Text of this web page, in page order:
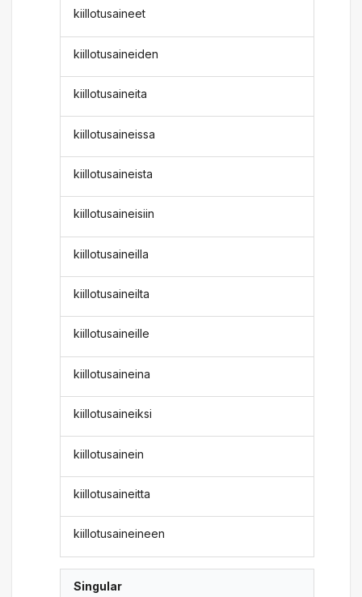
kiillotusaineet
kiillotusaineiden
kiillotusaineita
kiillotusaineissa
kiillotusaineista
kiillotusaineisiin
kiillotusaineilla
kiillotusaineilta
kiillotusaineille
kiillotusaineina
kiillotusaineiksi
kiillotusainein
kiillotusaineitta
kiillotusaineineen
Singular